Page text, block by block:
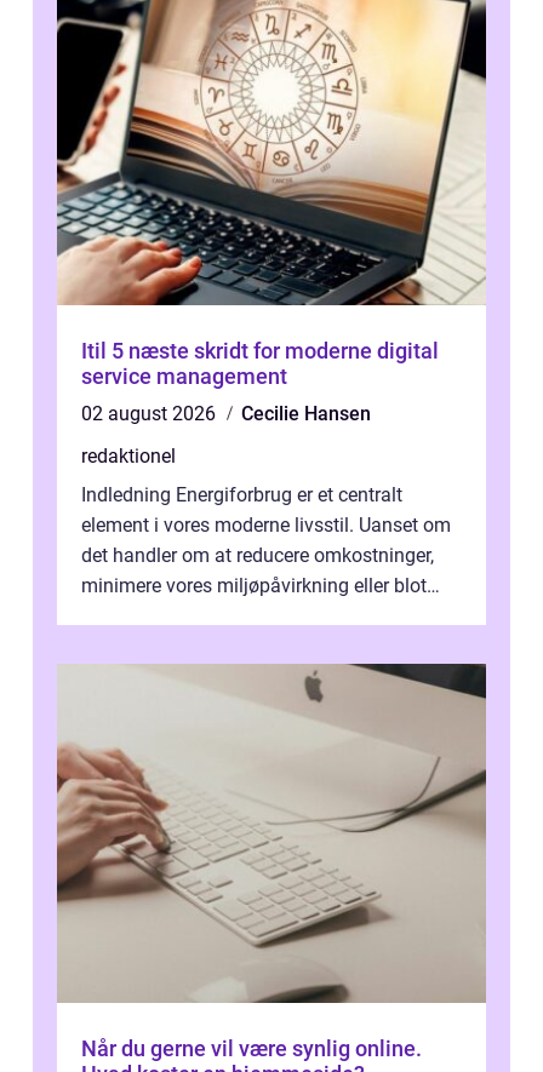
Itil 5 næste skridt for moderne digital
service management
02 august 2026
Cecilie Hansen
redaktionel
Indledning Energiforbrug er et centralt
element i vores moderne livsstil. Uanset om
det handler om at reducere omkostninger,
minimere vores miljøpåvirkning eller blot
Når du gerne vil være synlig online.